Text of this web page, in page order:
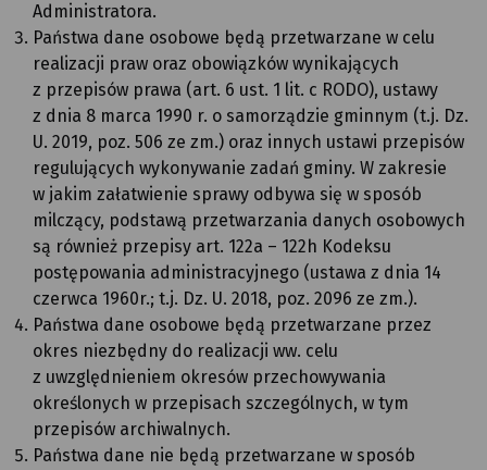
Administratora.
Państwa dane osobowe będą przetwarzane w celu
realizacji praw oraz obowiązków wynikających
z przepisów prawa (art. 6 ust. 1 lit. c RODO), ustawy
z dnia 8 marca 1990 r. o samorządzie gminnym (t.j. Dz.
U. 2019, poz. 506 ze zm.) oraz innych ustawi przepisów
regulujących wykonywanie zadań gminy. W zakresie
w jakim załatwienie sprawy odbywa się w sposób
milczący, podstawą przetwarzania danych osobowych
są również przepisy art. 122a – 122h Kodeksu
postępowania administracyjnego (ustawa z dnia 14
czerwca 1960r.; t.j. Dz. U. 2018, poz. 2096 ze zm.).
Państwa dane osobowe będą przetwarzane przez
okres niezbędny do realizacji ww. celu
z uwzględnieniem okresów przechowywania
określonych w przepisach szczególnych, w tym
przepisów archiwalnych.
Państwa dane nie będą przetwarzane w sposób